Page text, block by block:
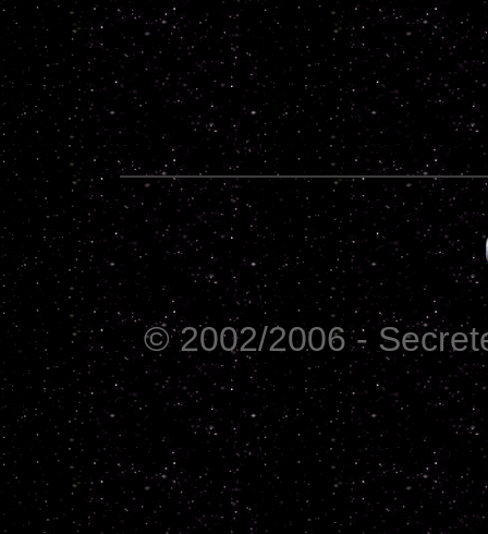
© 2002/2006 -